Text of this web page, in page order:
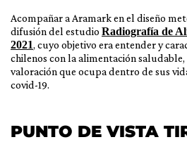
Acompañar a Aramark en el diseño
difusión del estudio Radiografía de
2021, cuyo objetivo era entender y
chilenos con la alimentación
valoración que ocupa dentro de sus
covid-19.
PUNTO DE VISTA